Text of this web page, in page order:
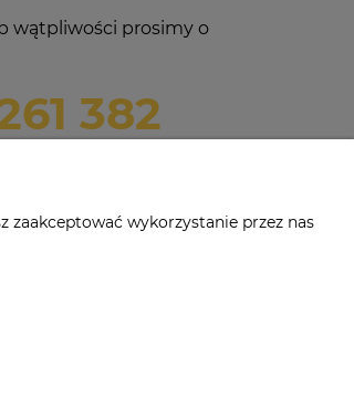
wątpliwości prosimy o
382
wykorzystanie przez nas